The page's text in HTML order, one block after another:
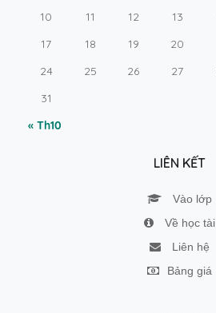
« Th10
10
11 12 13
17
18 19 20
24
25 26 27
31
LIÊN KẾT
Vào lớp
Về học tài
Liên hệ
Bảng giá